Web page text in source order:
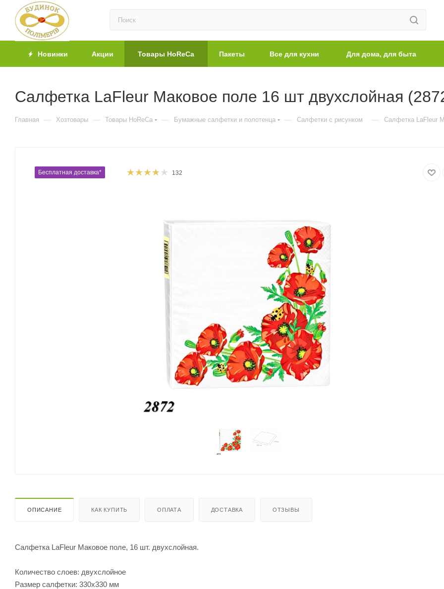
Новинки Акции Товары HoReCa Пакеты Все для кухни Для дома, для быта
Салфетка LaFleur Маковое поле 16 шт двухслойная
Главная — Хозтовары — Товары HoReCa — Бумажные салфетки и полотенца — Салфетки с рисунком — Салфетка LaFleur
Бесплатная доставка* 132
ОПИСАНИЕ КАК КУПИТЬ ОПЛАТА ДОСТАВКА ОТЗЫВЫ
Салфетка LaFleur Маковое поле, 16 шт. двухслойная.
Количество слоев: двухслойное
Размер салфетки: 330х330 мм